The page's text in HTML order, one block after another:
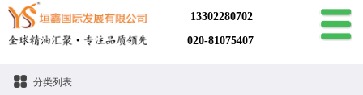
13302280702
020-81075407
分类列表